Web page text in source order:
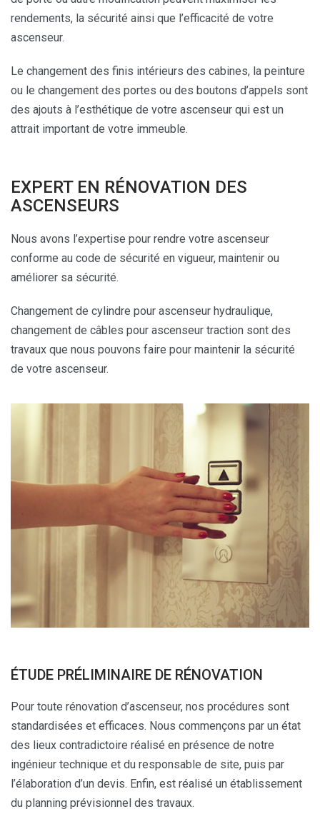
rendements, la sécurité ainsi que l’efficacité de votre
ascenseur.
Le changement des finis intérieurs des cabines, la peinture
ou le changement des portes ou des boutons d’appels sont
des ajouts à l’esthétique de votre ascenseur qui est un
attrait important de votre immeuble.
EXPERT EN RÉNOVATION DES
ASCENSEURS
Nous avons l’expertise pour rendre votre ascenseur
conforme au code de sécurité en vigueur, maintenir ou
améliorer sa sécurité.
Changement de cylindre pour ascenseur hydraulique,
changement de câbles pour ascenseur traction sont des
travaux que nous pouvons faire pour maintenir la sécurité
de votre ascenseur.
ÉTUDE PRÉLIMINAIRE DE RÉNOVATION
Pour toute rénovation d’ascenseur, nos procédures sont
standardisées et efficaces. Nous commençons par un état
des lieux contradictoire réalisé en présence de notre
ingénieur technique et du responsable de site, puis par
l’élaboration d’un devis. Enfin, est réalisé un établissement
du planning prévisionnel des travaux.